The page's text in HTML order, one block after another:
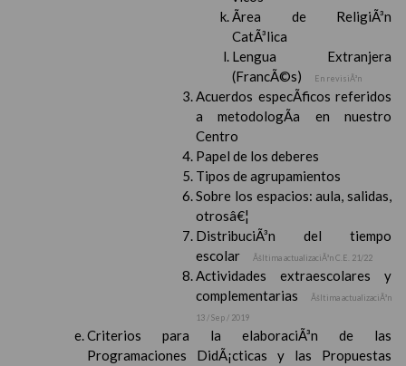
Ãrea de ReligiÃ³n
CatÃ³lica
Lengua Extranjera
(FrancÃ©s)
En revisiÃ³n
Acuerdos especÃ­ficos referidos
a metodologÃ­a en nuestro
Centro
Papel de los deberes
Tipos de agrupamientos
Sobre los espacios: aula, salidas,
otrosâ€¦
DistribuciÃ³n del tiempo
escolar
Ãšltima actualizaciÃ³n C.E. 21/22
Actividades extraescolares y
complementarias
Ãšltima actualizaciÃ³n
13 / Sep / 2019
Criterios para la elaboraciÃ³n de las
Programaciones DidÃ¡cticas y las Propuestas